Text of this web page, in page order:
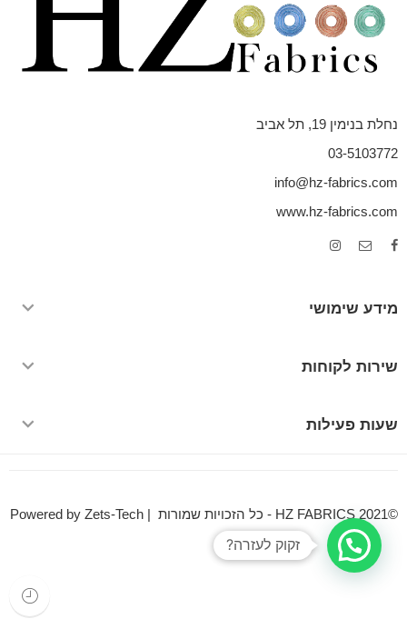
נחלת בנימין 19, תל אביב
03-5103772
info@hz-fabrics.com
www.hz-fabrics.com
מידע שימושי
שירות לקוחות
שעות פעילות
©HZ FABRICS 2021 - כל הזכויות שמורות | Powered by Zets-Tech
זקוק לעזרה?